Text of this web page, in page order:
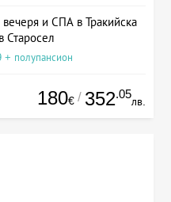
вечеря и СПА в Тракийска
Старосел
+ полупансион
180€ / 352.05
лв.